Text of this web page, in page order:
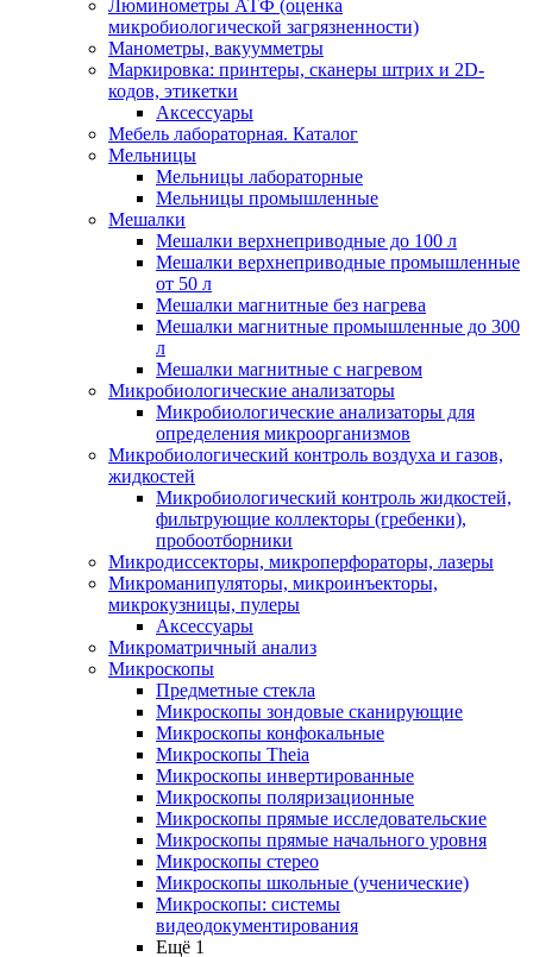
Люминометры АТФ (оценка
микробиологической загрязненности)
Манометры, вакуумметры
Маркировка: принтеры, сканеры штрих и 2D-
кодов, этикетки
Аксессуары
Мебель лабораторная. Каталог
Мельницы
Мельницы лабораторные
Мельницы промышленные
Мешалки
Мешалки верхнеприводные до 100 л
Мешалки верхнеприводные промышленные
от 50 л
Мешалки магнитные без нагрева
Мешалки магнитные промышленные до 300
л
Мешалки магнитные с нагревом
Микробиологические анализаторы
Микробиологические анализаторы для
определения микроорганизмов
Микробиологический контроль воздуха и газов,
жидкостей
Микробиологический контроль жидкостей,
фильтрующие коллекторы (гребенки),
пробоотборники
Микродиссекторы, микроперфораторы, лазеры
Микроманипуляторы, микроинъекторы,
микрокузницы, пулеры
Аксессуары
Микроматричный анализ
Микроскопы
Предметные стекла
Микроскопы зондовые сканирующие
Микроскопы конфокальные
Микроскопы Theia
Микроскопы инвертированные
Микроскопы поляризационные
Микроскопы прямые исследовательские
Микроскопы прямые начального уровня
Микроскопы стерео
Микроскопы школьные (ученические)
Микроскопы: системы
видеодокументирования
Ещё 1